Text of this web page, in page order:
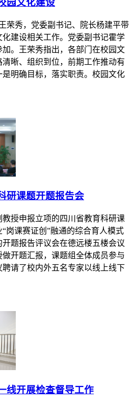
园文化建设
荣秀，党委副书记、院长杨建平带
建设相关工作。党委副书记霍学
明确目标，落实职责。校园文化
研课题开题报告会
教授申报立项的四川省教育科研课
岗课赛证创”融通的综合育人模式